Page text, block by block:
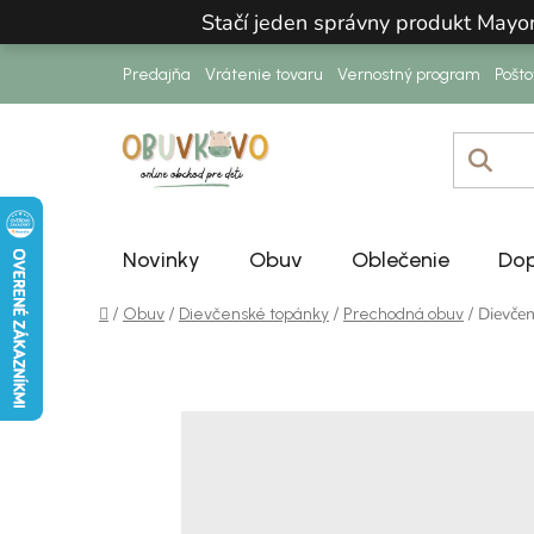
Stačí jeden správny produkt
Predajňa Vrátenie tovaru Vernostný program
Novinky Obuv Oblečenie
Domov
/ Obuv / Dievčenské topánky / Prechodná obuv /